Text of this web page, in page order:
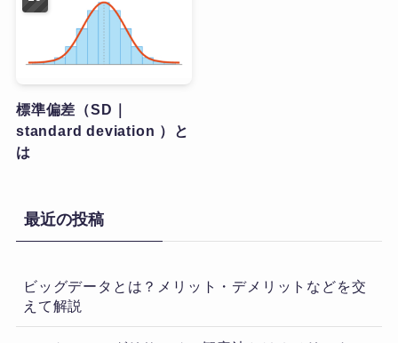
標準偏差（SD｜
standard deviation ）と
は
最近の投稿
ビッグデータとは？メリット・デメリットなどを交
えて解説